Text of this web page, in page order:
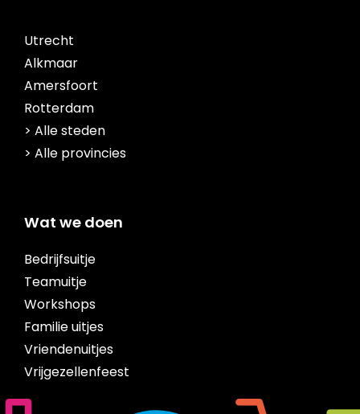
Utrecht
Alkmaar
Amersfoort
Rotterdam
> Alle steden
> Alle provincies
Wat we doen
Bedrijfsuitje
Teamuitje
Workshops
Familie uitjes
Vriendenuitjes
Vrijgezellenfeest